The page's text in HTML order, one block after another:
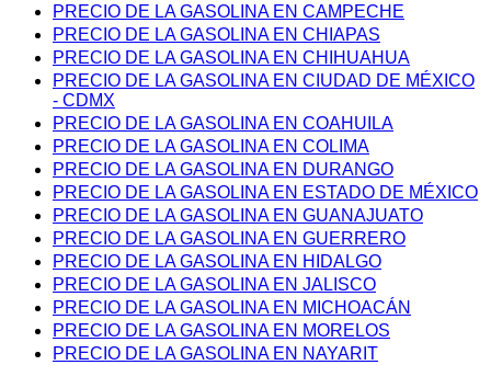
PRECIO DE LA GASOLINA EN CAMPECHE
PRECIO DE LA GASOLINA EN CHIAPAS
PRECIO DE LA GASOLINA EN CHIHUAHUA
PRECIO DE LA GASOLINA EN CIUDAD DE MÉXICO
- CDMX
PRECIO DE LA GASOLINA EN COAHUILA
PRECIO DE LA GASOLINA EN COLIMA
PRECIO DE LA GASOLINA EN DURANGO
PRECIO DE LA GASOLINA EN ESTADO DE MÉXICO
PRECIO DE LA GASOLINA EN GUANAJUATO
PRECIO DE LA GASOLINA EN GUERRERO
PRECIO DE LA GASOLINA EN HIDALGO
PRECIO DE LA GASOLINA EN JALISCO
PRECIO DE LA GASOLINA EN MICHOACÁN
PRECIO DE LA GASOLINA EN MORELOS
PRECIO DE LA GASOLINA EN NAYARIT